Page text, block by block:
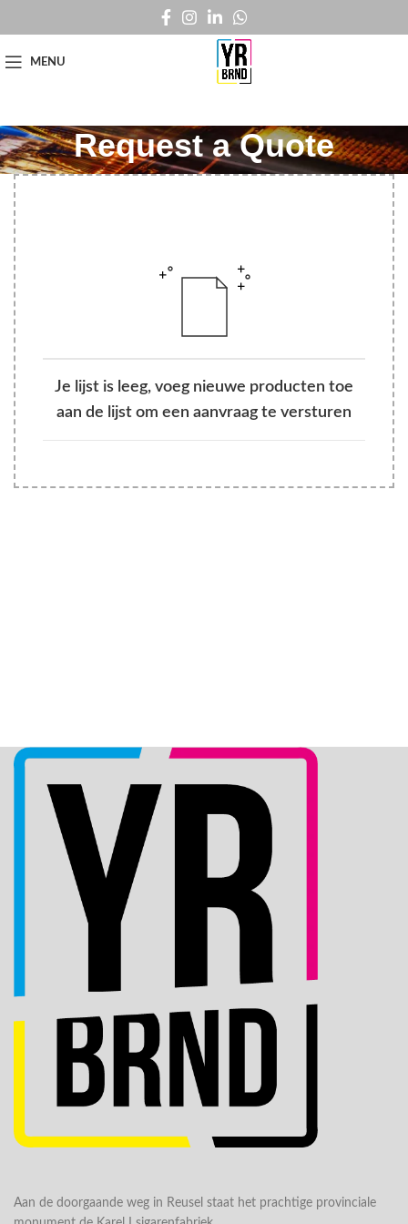
MENU
Request a Quote
Je lijst is leeg, voeg nieuwe producten toe
aan de lijst om een aanvraag te versturen
Aan de doorgaande weg in Reusel staat het prachtige provinciale